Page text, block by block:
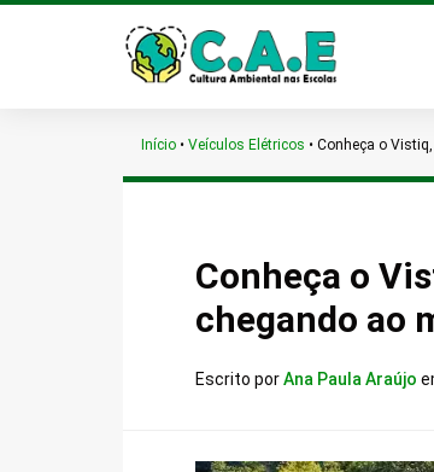
Início • Veículos Elétricos • Conheça o
Conheça o
chegando ao
Escrito porAna Paula Araújo